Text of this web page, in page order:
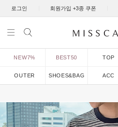
로그인 회원가입 +3종 쿠폰
NEW7% BEST50 TOP
OUTER SHOES&BAG ACC